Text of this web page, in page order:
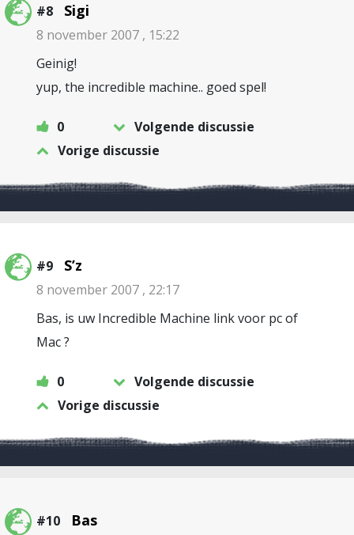
#8 Sigi
8 november 2007 , 15:22
Geinig!
yup, the incredible machine.. goed spel!
0
Volgende discussie
Vorige discussie
#9 S’z
8 november 2007 , 22:17
Bas, is uw Incredible Machine link voor pc of
Mac ?
0
Volgende discussie
Vorige discussie
#10 Bas